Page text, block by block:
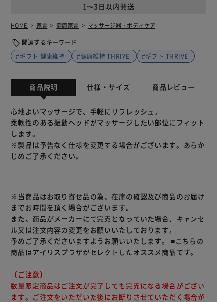
1～3日以内発送
HOME 家電 健康家電 マッサージ器・ボディケア
関連するキーワード
#ギフト 健康維持
#健康維持 THRIVE #ギフト THRIVE
商品説明 仕様・サイズ 商品レビュー
心地よいマッサージで、手軽にリフレッシュ。
柔軟性のある振動ヘッドがマッサージしたい部位にフィット
します。
※製品は予告なく仕様を変更する場合がございます。あらか
じめご了承ください。
※当商品はお取り寄せ品の為、在庫の確認及び商品のお届け
までお時間を頂く場合がございます。
また、商品がメーカーにて完売となっていた場合、キャンセ
ル又は注文内容の変更をお願いいたしております。
予めご了承くださいますようお願いいたします。 ■こちらの
商品はアイリスプラザがセレクトしたオススメ商品です。
（ご注意）
数量限定商品はご注文が完了しても完売になる場合がござい
ます。ご注文をいただいた後にお断りさせていただく場合が